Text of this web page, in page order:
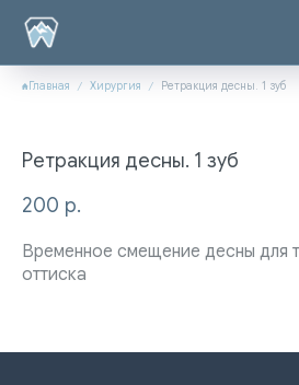
Главная Хирургия Ретракция десны. 1 зуб
Ретракция десны. 1 зуб
200 р.
Временное смещение десны для
оттиска